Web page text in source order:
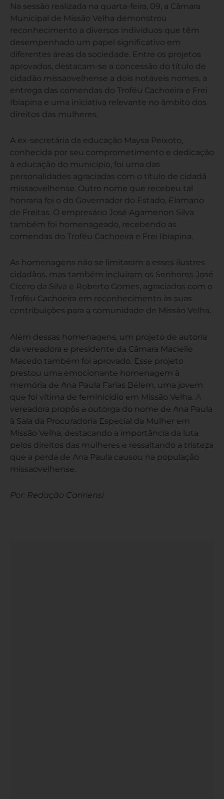
Na sessão realizada na quarta-feira, 09, a Câmara
Municipal de Missão Velha demonstrou
reconhecimento a diversos indivíduos que têm
desempenhado um papel significativo em
diferentes áreas da sociedade. Entre os projetos
aprovados, destacam-se a concessão do título de
cidadão missaovelhense a dois notáveis nomes, a
entrega das comendas do Troféu Cachoeira e Frei
Ibiapina e uma iniciativa relevante no âmbito dos
direitos das mulheres.
A ex-secretária da educação Maysa Peixoto,
conhecida por seu comprometimento e dedicação
à educação do município, foi uma das
personalidades agraciadas com o título de cidadã
missaovelhense. Outro nome que recebeu tal
honraria foi o do Governador do Estado, Elamano
de Freitas. O empresário José Agamenon Silva
também foi homenageado, recebendo as
comendas do Troféu Cachoeira e Frei Ibiapina.
As homenagens não se limitaram a esses ilustres
cidadãos, mas também incluíram os Senhores José
Cícero da Silva e Roberto Gomes, agraciados com o
Troféu Cachoeira em reconhecimento às suas
contribuições para a comunidade de Missão Velha.
Além dessas homenagens, um projeto de autoria
da vereadora e presidente da Câmara Macielle
Macedo também foi aprovado. Esse projeto
prestou uma emocionante homenagem à
memória de Ana Paula Farias Bélem, uma jovem
que foi vítima de feminicídio em Missão Velha. A
vereadora propôs a outorga do nome de Ana Paula
à Sala da Procuradoria Especial da Mulher em
Missão Velha, destacando a importância da luta
pelos direitos das mulheres e ressaltando a tristeza
que a perda de Ana Paula causou na população
missaovelhense.
Por: Redação Caririensi